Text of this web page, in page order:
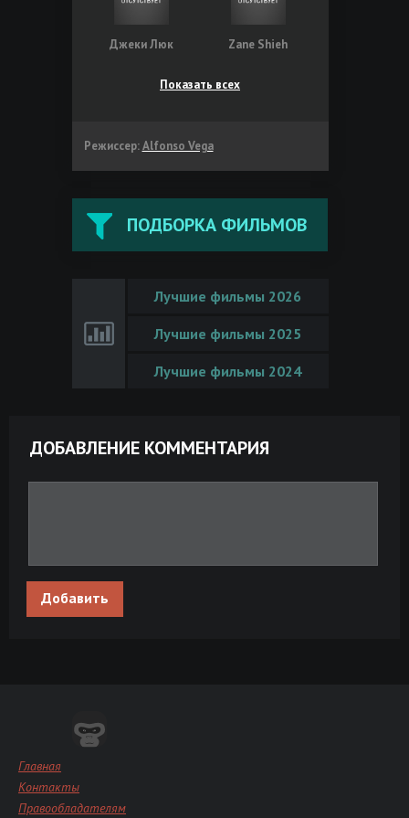
Джеки Люк Zane Shieh
Показать всех
Режиссер: Alfonso Vega
ПОДБОРКА ФИЛЬМОВ
Лучшие фильмы 2026
Лучшие фильмы 2025
Лучшие фильмы 2024
ДОБАВЛЕНИЕ КОММЕНТАРИЯ
Добавить
Главная
Контакты
Правообладателям